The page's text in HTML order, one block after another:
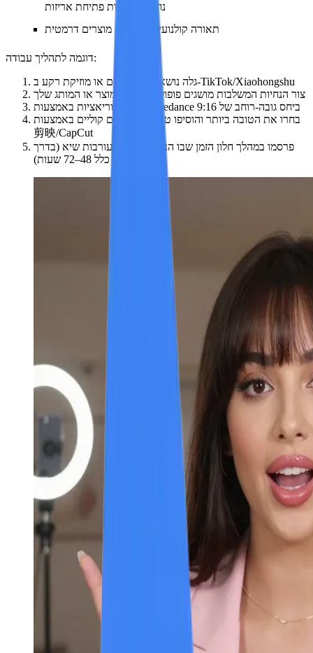
נוזלים, פעולות פתיחת אריזות
תאורה קולנועית לחשיפת מוצרים דרמטית
דוגמה לתהליך עבודה:
גלה נושאים פופולריים או מוזיקת רקע ב-TikTok/Xiaohongshu
צור הנחיות המשלבות מושגים פופולריים עם המוצר או המותג שלך
צרו 3–5 וריאציות באמצעות Seedance ביחס גובה-רוחב של 9:16
בחרו את הטובה ביותר והוסיפו טקסט/אפקטים קוליים באמצעות
剪映/CapCut
פרסמו במהלך חלון הזמן שבו הנושא זוכה למעורבות שיא (בדרך
כלל 48–72 שעות)